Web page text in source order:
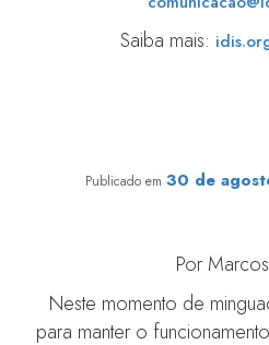
Saiba mais:
Publicado em 30 de
Por
Neste momento de
para manter o